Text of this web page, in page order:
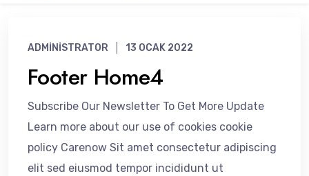
ADMINISTRATOR 13 OCAK 2022
Footer Home4
Subscribe Our Newsletter To Get More Update
Learn more about our use of cookies cookie
policy Carenow Sit amet consectetur adipiscing
elit sed eiusmod tempor incididunt ut